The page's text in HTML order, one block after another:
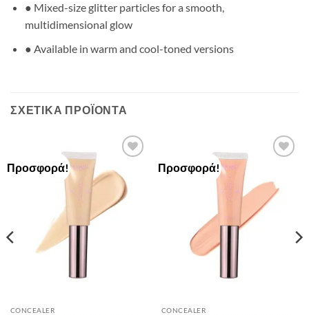
● Mixed-size glitter particles for a smooth,
multidimensional glow
● Available in warm and cool-toned versions
ΣΧΕΤΙΚΆ ΠΡΟΪΌΝΤΑ
Προσφορά!
Wishlist
CONCEALER
Προσφορά!
CONCEALER